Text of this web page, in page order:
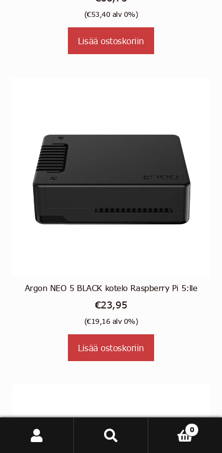
(€53,40 alv 0%)
Lisää ostoskoriin
Argon NEO 5 BLACK kotelo Raspberry Pi 5:lle
€23,95
(€19,16alv 0%)
Lisää ostoskoriin
0